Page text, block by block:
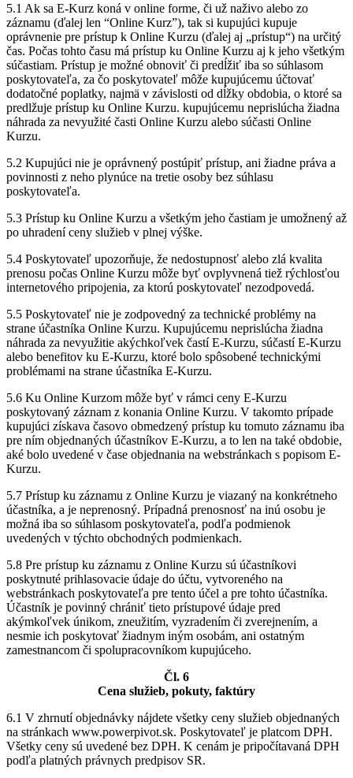
5.1 Ak sa E-Kurz koná v online forme, či už naživo alebo zo
záznamu (ďalej len “Online Kurz”), tak si kupujúci kupuje
oprávnenie pre prístup k Online Kurzu (ďalej aj „prístup“) na určitý
čas. Počas tohto času má prístup ku Online Kurzu aj k jeho všetkým
súčastiam. Prístup je možné obnoviť či predĺžiť iba so súhlasom
poskytovateľa, za čo poskytovateľ môže kupujúcemu účtovať
dodatočné poplatky, najmä v závislosti od dĺžky obdobia, o ktoré sa
predlžuje prístup ku Online Kurzu. kupujúcemu neprislúcha žiadna
náhrada za nevyužité časti Online Kurzu alebo súčasti Online
Kurzu.
5.2 Kupujúci nie je oprávnený postúpiť prístup, ani žiadne práva a
povinnosti z neho plynúce na tretie osoby bez súhlasu
poskytovateľa.
5.3 Prístup ku Online Kurzu a všetkým jeho častiam je umožnený až
po uhradení ceny služieb v plnej výške.
5.4 Poskytovateľ upozorňuje, že nedostupnosť alebo zlá kvalita
prenosu počas Online Kurzu môže byť ovplyvnená tiež rýchlosťou
internetového pripojenia, za ktorú poskytovateľ nezodpovedá.
5.5 Poskytovateľ nie je zodpovedný za technické problémy na
strane účastníka Online Kurzu. Kupujúcemu neprislúcha žiadna
náhrada za nevyužitie akýchkoľvek častí E-Kurzu, súčastí E-Kurzu
alebo benefitov ku E-Kurzu, ktoré bolo spôsobené technickými
problémami na strane účastníka E-Kurzu.
5.6 Ku Online Kurzom môže byť v rámci ceny E-Kurzu
poskytovaný záznam z konania Online Kurzu. V takomto prípade
kupujúci získava časovo obmedzený prístup ku tomuto záznamu iba
pre ním objednaných účastníkov E-Kurzu, a to len na také obdobie,
aké bolo uvedené v čase objednania na webstránkach s popisom E-
Kurzu.
5.7 Prístup ku záznamu z Online Kurzu je viazaný na konkrétneho
účastníka, a je neprenosný. Prípadná prenosnosť na inú osobu je
možná iba so súhlasom poskytovateľa, podľa podmienok
uvedených v týchto obchodných podmienkach.
5.8 Pre prístup ku záznamu z Online Kurzu sú účastníkovi
poskytnuté prihlasovacie údaje do účtu, vytvoreného na
webstránkach poskytovateľa pre tento účel a pre tohto účastníka.
Účastník je povinný chrániť tieto prístupové údaje pred
akýmkoľvek únikom, zneužitím, vyzradením či zverejnením, a
nesmie ich poskytovať žiadnym iným osobám, ani ostatným
zamestnancom či spolupracovníkom kupujúceho.
Čl. 6
Cena služieb, pokuty, faktúry
6.1 V zhrnutí objednávky nájdete všetky ceny služieb objednaných
na stránkach www.powerpivot.sk. Poskytovateľ je platcom DPH.
Všetky ceny sú uvedené bez DPH. K cenám je pripočítavaná DPH
podľa platných právnych predpisov SR.